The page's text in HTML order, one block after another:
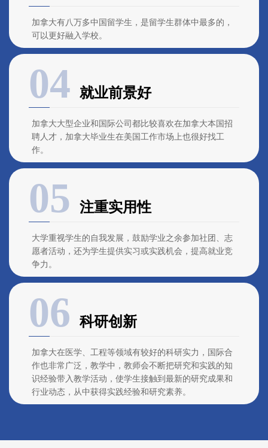
加拿大有八万多中国留学生，是留学生群体中最多的，
可以更好融入学校。
就业前景好
加拿大大型企业和国际公司都比较喜欢在加拿大本国招
聘人才，加拿大毕业生在美国工作市场上也很好找工
作。
注重实用性
大学重视学生的自我发展，鼓励学业之余参加社团、志
愿者活动，还为学生提供实习或实践机会，提高就业竞
争力。
科研创新
加拿大在医学、工程等领域有较好的科研实力，国际合
作也非常广泛，教学中，教师会不断把研究和实践的知
识经验带入教学活动，使学生接触到最新的研究成果和
行业动态，从中获得实践经验和研究素养。